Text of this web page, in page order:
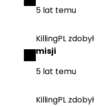
5 lat temu
KillingPL zdobył
misji
5 lat temu
KillingPL zdobył